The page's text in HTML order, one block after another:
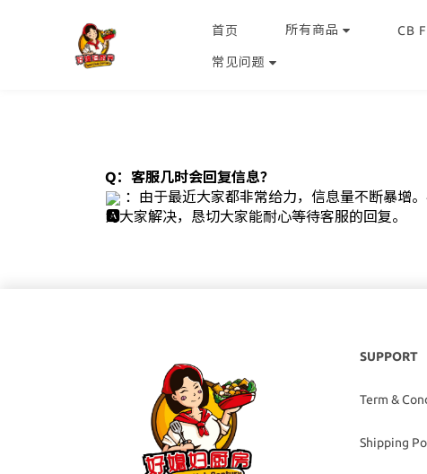
首页 所有商品 CB
常见问题
Q：客服几时会回复信息？
：由于最近大家都非常给力，信息量不断暴增
为大家解决，恳切大家能耐心等待客服的回复。
SUPPORT
Term &
Shipping